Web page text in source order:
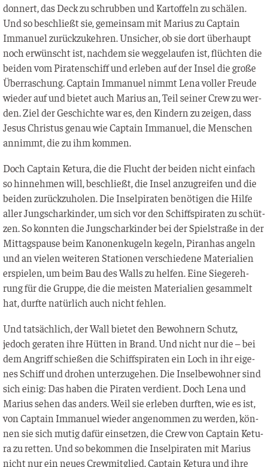
don­nert, das Deck zu schrub­ben und Kar­tof­feln zu schä­len.
Und so beschließt sie, gemein­sam mit Mari­us zu Cap­tain
Imma­nu­el zurück­zu­keh­ren. Unsi­cher, ob sie dort über­haupt
noch erwünscht ist, nach­dem sie weg­ge­lau­fen ist, flüch­ten die
bei­den vom Pira­ten­schiff und erle­ben auf der Insel die gro­ße
Über­ra­schung. Cap­tain Imma­nu­el nimmt Lena vol­ler Freu­de
wie­der auf und bie­tet auch Mari­us an, Teil sei­ner Crew zu wer­
den. Ziel der Geschich­te war es, den Kin­dern zu zei­gen, dass
Jesus Chris­tus genau wie Cap­tain Imma­nu­el, die Men­schen
annimmt, die zu ihm kommen.
Doch Cap­tain Ketu­ra, die die Flucht der bei­den nicht ein­fach
so hin­neh­men will, beschließt, die Insel anzu­grei­fen und die
bei­den zurück­zu­ho­len. Die Insel­pi­ra­ten benö­ti­gen die Hil­fe
aller Jung­schar­kin­der, um sich vor den Schiff­s­pi­ra­ten zu schüt­
zen. So konn­ten die Jung­schar­kin­der bei der Spiel­stra­ße in der
Mit­tags­pau­se beim Kano­nen­ku­geln kegeln, Piran­has angeln
und an vie­len wei­te­ren Sta­tio­nen ver­schie­de­ne Mate­ria­li­en
erspie­len, um beim Bau des Walls zu hel­fen. Eine Sie­ger­eh­
rung für die Grup­pe, die die meis­ten Mate­ria­li­en gesam­melt
hat, durf­te natür­lich auch nicht fehlen.
Und tat­säch­lich, der Wall bie­tet den Bewoh­nern Schutz,
jedoch gera­ten ihre Hüt­ten in Brand. Und nicht nur die – bei
dem Angriff schie­ßen die Schiff­s­pi­ra­ten ein Loch in ihr eige­
nes Schiff und dro­hen unter­zu­ge­hen. Die Insel­be­woh­ner sind
sich einig: Das haben die Pira­ten ver­dient. Doch Lena und
Mari­us sehen das anders. Weil sie erle­ben durf­ten, wie es ist,
von Cap­tain Imma­nu­el wie­der ange­nom­men zu wer­den, kön­
nen sie sich mutig dafür ein­set­zen, die Crew von Cap­tain Ketu­
ra zu ret­ten. Und so bekom­men die Insel­pi­ra­ten mit Mari­us
nicht nur ein neu­es Crew­mit­glied. Cap­tain Ketu­ra und ihre